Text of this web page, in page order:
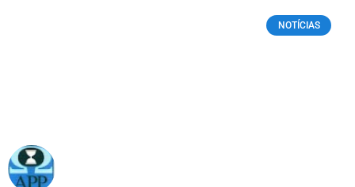
NOTÍCIAS